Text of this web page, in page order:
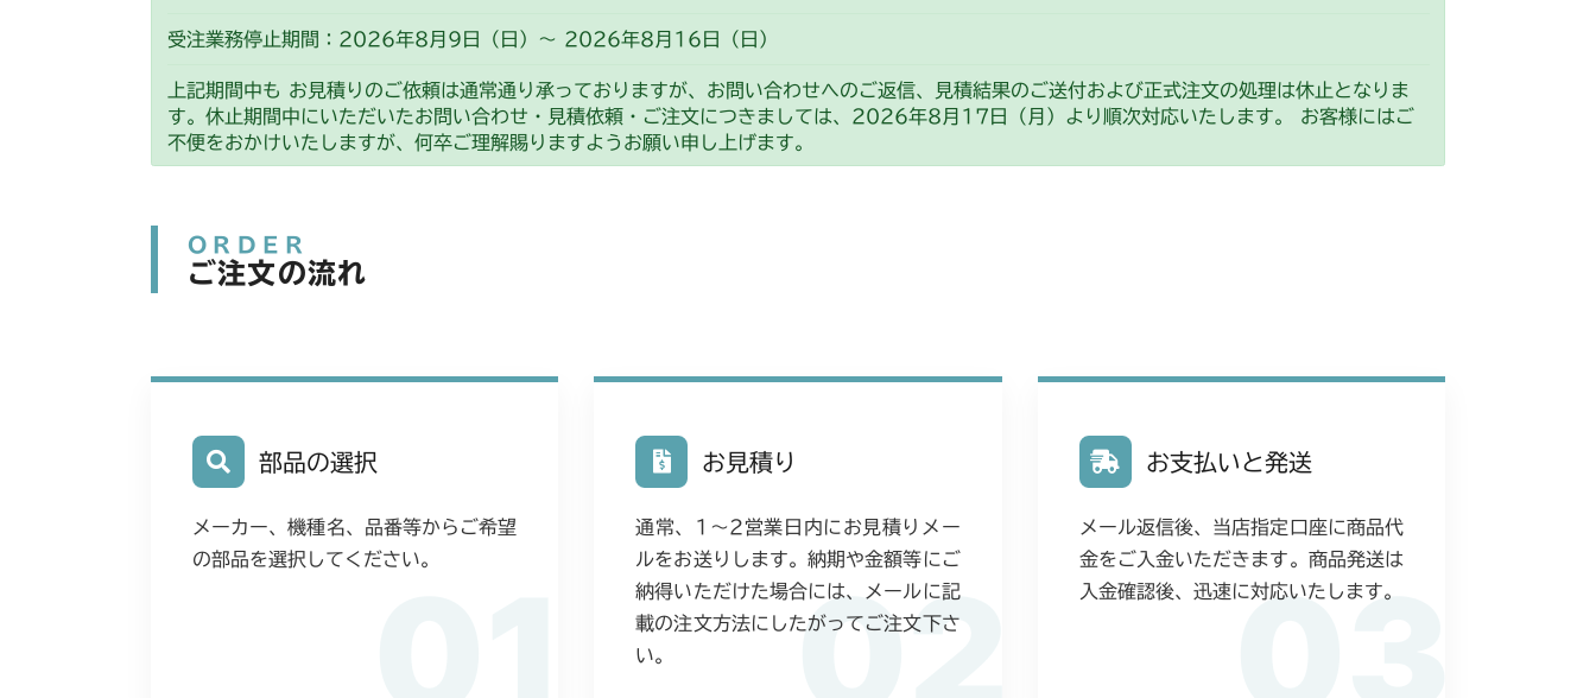
受注業務停止期間：2026年8月9日（日）～ 2026年8月16日（日）
上記期間中も お見積りのご依頼は通常通り承っておりますが、お問い合わせへのご返信、見積結果のご送付および正式注文の処理は休止となりま
す。休止期間中にいただいたお問い合わせ・見積依頼・ご注文につきましては、2026年8月17日（月）より順次対応いたします。 お客様にはご
不便をおかけいたしますが、何卒ご理解賜りますようお願い申し上げます。
ORDER
ご注文の流れ
部品の選択
メーカー、機種名、品番等からご希望
の部品を選択してください。
02
お見積り
通常、1〜2営業日内にお見積りメー
ルをお送りします。納期や金額等にご
納得いただけた場合には、メールに記
載の注文方法にしたがってご注文下さ
い。
03
お支払いと発送
メール返信後、当店指定口座に商品代
金をご入金いただきます。商品発送は
入金確認後、迅速に対応いたします。